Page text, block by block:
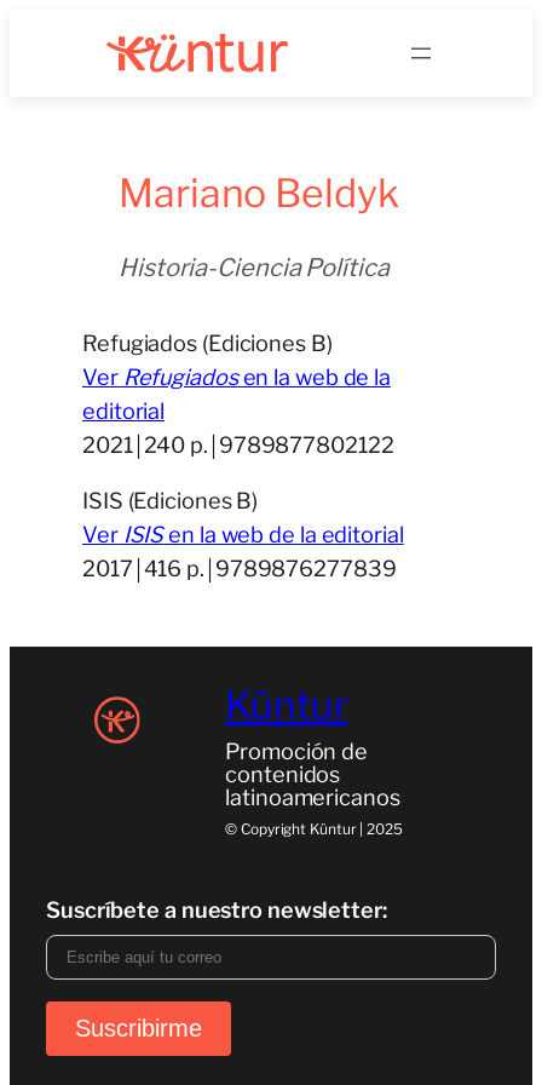
Mariano Beldyk
Historia-Ciencia Política
Refugiados (Ediciones B)
VerRefugiadosen la web de la
editorial
2021￨240 p.￨9789877802122
ISIS (Ediciones B)
VerISISen la web de la editorial
2017￨416 p.￨9789876277839
Küntur
Promoción de
contenidos
latinoamericanos
© Copyright Küntur | 2025
Suscríbete a nuestro newsletter: